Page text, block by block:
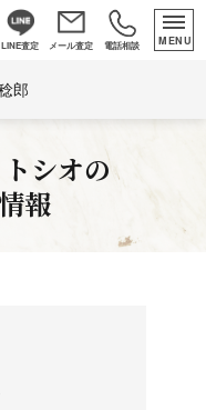
LINE査定 メール査定 電話相談 MENU
郎
シオの
報